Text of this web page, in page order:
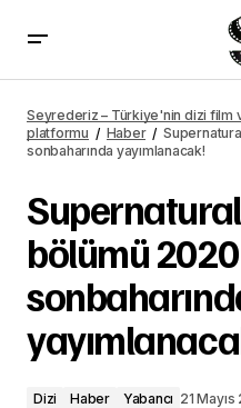
Seyrederiz – Türkiye'nin dizi film
platformu
Haber
sonbaharında yayımlanacak!
bölümü 2020
Dizi Haber Yabancı 21